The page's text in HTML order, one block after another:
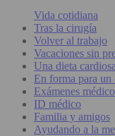
Vida cotidiana
Tras la cirugía
Volver al trabajo
Vacaciones sin
Una dieta
En forma para un
Exámenes
ID médico
Familia y amigos
Ayudando a la